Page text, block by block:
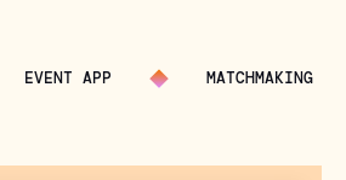
EVENT APP MATCHMAKING